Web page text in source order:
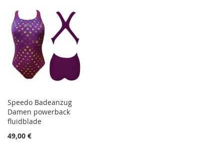
Speedo Badeanzug
Damen powerback
fluidblade
49,00 €